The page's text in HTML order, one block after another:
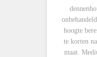
hoogte
te korten
maat.